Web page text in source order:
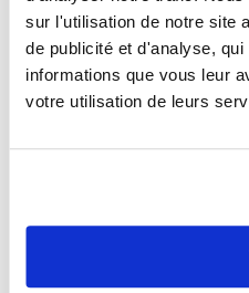
sur l'utilisation de notre site
de publicité et d'analyse,
informations que vous leur
votre utilisation de leurs
Des avantages
Les particuliers qui louent
aussi de nombreux
Beer Up System, sont
mode d’emploi clair est
l’installation.